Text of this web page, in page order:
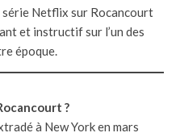
série Netflix sur Rocancourt
et instructif sur l’un des
époque.
?
à New York en mars